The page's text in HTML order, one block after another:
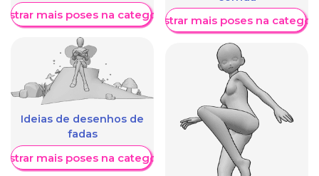
mais poses na categoria
Ideias de desenhos de
fadas
mais poses na categoria
Mostrar mais poses na